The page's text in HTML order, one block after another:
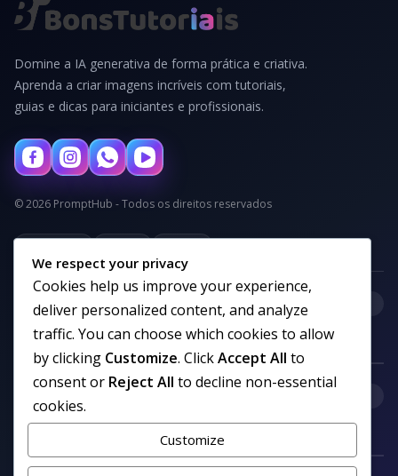
Domine a IA generativa de forma prática e criativa.
Aprenda a criar imagens incríveis com tutoriais,
guias e dicas para iniciantes e profissionais.
© 2026 PromptHub - Todos os direitos reservados
Categorias
We respect your privacy
Cookies help us improve your experience,
deliver personalized content, and analyze
traffic. You can choose which cookies to allow
by clicking Customize. ClickAccept All to
consent or Reject All to decline non-essential
cookies.
Customize